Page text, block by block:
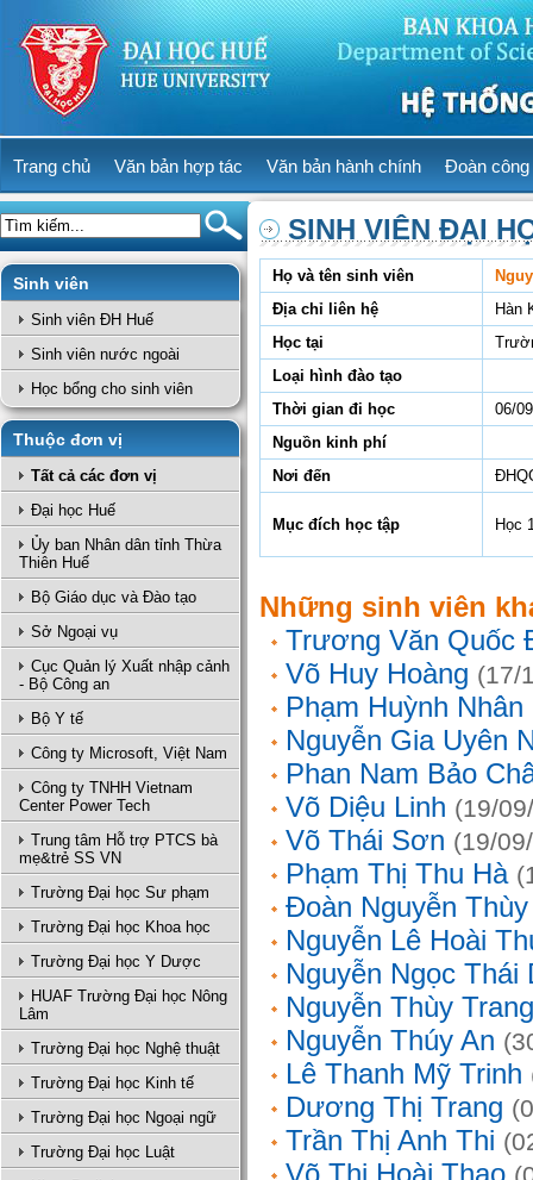
Trang chủ Văn bản hợp tác Văn bản hành chính Đoàn công
Sinh viên
Sinh viên ĐH Huế
Sinh viên nước ngoài
Học bổng cho sinh viên
Thuộc đơn vị
Tất cả các đơn vị
Đại học Huế
Ủy ban Nhân dân tỉnh Thừa
Thiên Huế
Bộ Giáo dục và Đào tạo
Sở Ngoại vụ
Cục Quản lý Xuất nhập cảnh
- Bộ Công an
Bộ Y tế
Công ty Microsoft, Việt Nam
Công ty TNHH Vietnam
Center Power Tech
Trung tâm Hỗ trợ PTCS bà
mẹ&trẻ SS VN
Trường Đại học Sư phạm
Trường Đại học Khoa học
Trường Đại học Y Dược
HUAF Trường Đại học Nông
Lâm
Trường Đại học Nghệ thuật
Trường Đại học Kinh tế
Trường Đại học Ngoại ngữ
Trường Đại học Luật
SINH VIÊN ĐẠI
Họ và tên sinh viên
Địa chỉ liên hệ
Hàn
Học tại
Loại hình đào tạo
Thời gian đi học
06/
Nguồn kinh phí
Nơi đến
Mục đích học tập Học
Những sinh viên
Trương Văn Quốc
Võ Huy Hoàng (17/
Phạm Huỳnh Nhân
Nguyễn Gia Uyên
Phan Nam Bảo
Võ Diệu Linh (19/
Võ Thái Sơn (19/
Phạm Thị Thu Hà
Đoàn Nguyễn
Nguyễn Lê Hoài
Nguyễn Ngọc Thái
Nguyễn Thùy Trang
Nguyễn Thúy An
Lê Thanh Mỹ Trinh
Dương Thị Trang
Trần Thị Anh Thi
Võ Thị Hoài Thao